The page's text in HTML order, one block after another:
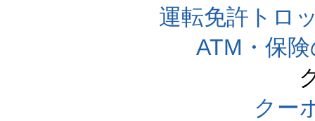
運転免許トロ
ATM・保
クー